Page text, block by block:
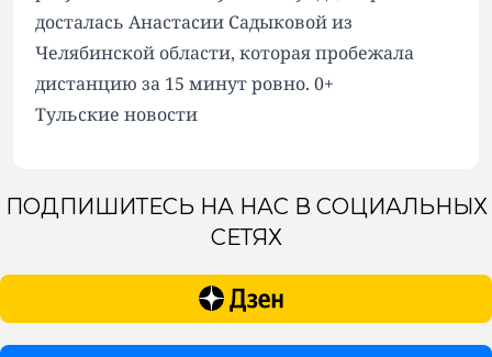
досталась Анастасии Садыковой из
Челябинской области, которая пробежала
дистанцию за 15 минут ровно. 0+
Тульские новости
ПОДПИШИТЕСЬ НА НАС В СОЦИАЛЬНЫХ
СЕТЯХ